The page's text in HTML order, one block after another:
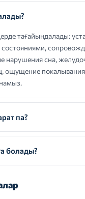
тағайындалады:
нарушения сна,
покалывания
па?
болады?